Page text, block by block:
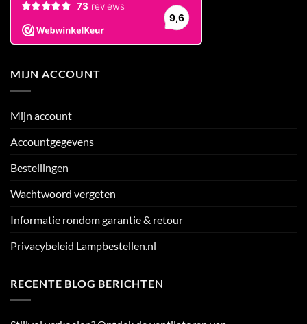
MIJN ACCOUNT
Mijn account
Accountgegevens
Bestellingen
Wachtwoord vergeten
Informatie rondom garantie & retour
Privacybeleid Lampbestellen.nl
RECENTE BLOG BERICHTEN